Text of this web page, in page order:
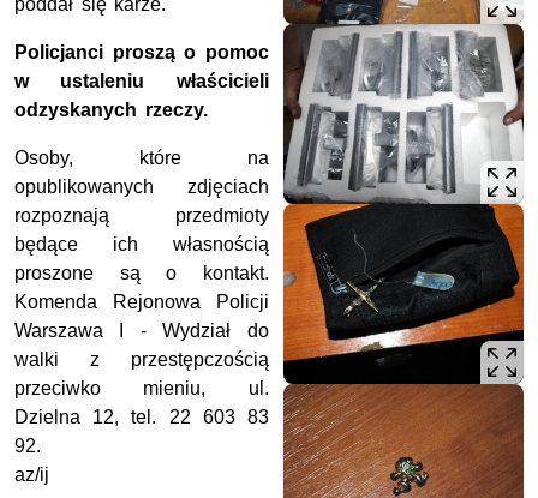
poddał się karze.
Policjanci proszą o pomoc
w ustaleniu właścicieli
odzyskanych rzeczy.
Osoby, które na
opublikowanych zdjęciach
rozpoznają przedmioty
będące ich własnością
proszone są o kontakt.
Komenda Rejonowa Policji
Warszawa I - Wydział do
walki z przestępczością
przeciwko mieniu, ul.
Dzielna 12, tel. 22 603 83
92.
az/ij